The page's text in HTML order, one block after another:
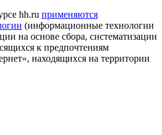
hh.ru применяются
(информационные технологии
на основе сбора, систематизации
к предпочтениям
находящихся на территории